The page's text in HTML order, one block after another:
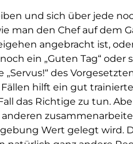
und sich über jede
man den Chef auf dem
angebracht ist,
ein „Guten Tag“ oder
„Servus!“ des
hilft ein gut
das Richtige zu tun.
Wert gelegt wird.